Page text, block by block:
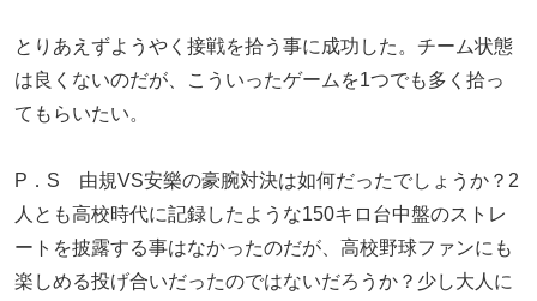
とりあえずようやく接戦を拾う事に成功した。チーム状態
は良くないのだが、こういったゲームを1つでも多く拾っ
てもらいたい。
P．S 由規VS安樂の豪腕対決は如何だったでしょうか？2
人とも高校時代に記録したような150キロ台中盤のストレ
ートを披露する事はなかったのだが、高校野球ファンにも
楽しめる投げ合いだったのではないだろうか？少し大人に